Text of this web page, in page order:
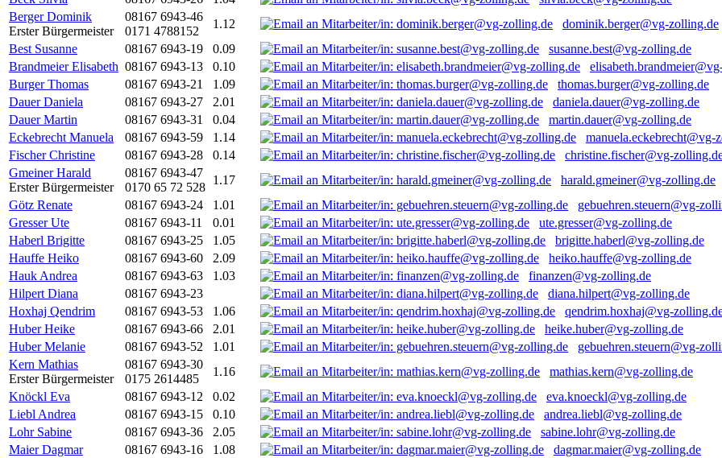
Berger Dominik
Erster Bürgermeister
08167 6943-46
0171 4788152
1.12
dominik.berger@vg-zolling.de
Best Susanne
08167 6943-19 0.09
susanne.best@vg-zolling.de
Brandmeier Elisabeth 08167 6943-13 0.10
Burger Thomas
08167 6943-21 1.09
thomas.burger@vg-zolling.de
Dauer Daniela
08167 6943-27 2.01
daniela.dauer@vg-zolling.de
Dauer Martin
08167 6943-31 0.04
martin.dauer@vg-zolling.de
Eckebrecht Manuela
08167 6943-59 1.14
manuela.eckebrecht@vg-
Fischer Christine
08167 6943-28 0.14
christine.fischer@vg-
Gmeiner Harald
Erster Bürgermeister
08167 6943-47
0170 65 72 528
1.17
harald.gmeiner@vg-zolling.de
Götz Renate
08167 6943-24 1.01
gebuehren.steuern@vg-
Gresser Ute
08167 6943-11 0.01
ute.gresser@vg-zolling.de
Haberl Brigitte
08167 6943-25 1.05
brigitte.haberl@vg-zolling.de
Hauffe Heiko
08167 6943-60 2.09
heiko.hauffe@vg-zolling.de
Hauk Andrea
08167 6943-63 1.03
finanzen@vg-zolling.de
Hilpert Diana
08167 6943-23
diana.hilpert@vg-zolling.de
Hoxhaj Qendrim
08167 6943-53 1.06
qendrim.hoxhaj@vg-
Huber Heike
08167 6943-66 2.01
heike.huber@vg-zolling.de
Huber Melanie
08167 6943-52 1.01
gebuehren.steuern@vg-
Kern Mathias
Erster Bürgermeister
08167 6943-30
0175 2614485
1.16
mathias.kern@vg-zolling.de
Knöckl Eva
08167 6943-12 0.02
eva.knoeckl@vg-zolling.de
Liebl Andrea
08167 6943-15 0.10
andrea.liebl@vg-zolling.de
Lohr Sabine
08167 6943-36 2.05
sabine.lohr@vg-zolling.de
Maier Dagmar
08167 6943-16 1.08
dagmar.maier@vg-zolling.de